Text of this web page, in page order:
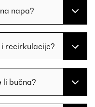
napa?
i recirkulacije?
li bučna?